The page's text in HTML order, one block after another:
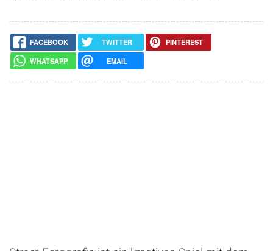
FACEBOOK TWITTER
PINTEREST
WHATSAPP
EMAIL